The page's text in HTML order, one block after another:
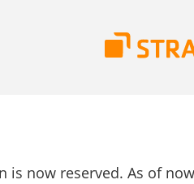
is now reserved. As of